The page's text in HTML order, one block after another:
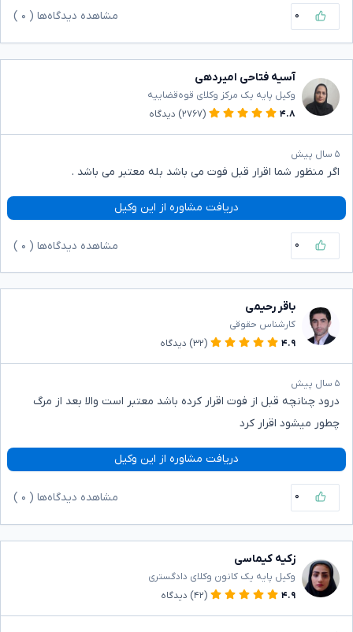
۰ مشاهده دیدگاه‌ها ( ۰
آسیه فتاحی امیردهی
وکیل پایه یک مرکز وکلای قوه‌قضاییه
۴.۸
(۲۷۶۷) دیدگاه
۵ سال پیش
اگر منظور شما اقرار قبل فوت می باشد بله معتبر می باشد .
دریافت مشاوره از این وکیل
۰ مشاهده دیدگاه‌ها ( ۰
باقر رحیمی
کارشناس حقوقی
۴.۹
(۳۲) دیدگاه
۵ سال پیش
درود چنانچه قبل از فوت اقرار کرده باشد معتبر است والا بعد از مرگ
چطور میشود اقرار کرد
دریافت مشاوره از این وکیل
۰ مشاهده دیدگاه‌ها ( ۰
زکیه کیماسی
وکیل پایه یک کانون وکلای دادگستری
۴.۹
(۴۲) دیدگاه